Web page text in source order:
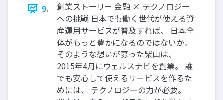
9.
創業ストーリー ⾦融 × テクノロジー
への挑戦 ⽇本でも働く世代が使える資
産運⽤サービスが普及すれば、 ⽇本全
体がもっと豊かになるのではないか。
そのような想いが募った柴⼭は、
2015年4⽉にウェルスナビを創業。 誰
でも安⼼して使えるサービスを作るた
めには、 テクノロジーの⼒が必要。